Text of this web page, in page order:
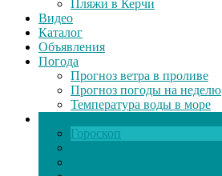
Пляжи в Керчи
Видео
Каталог
Объявления
Погода
Прогноз ветра в проливе
Прогноз погоды на неделю
Температура воды в море
Гороскоп